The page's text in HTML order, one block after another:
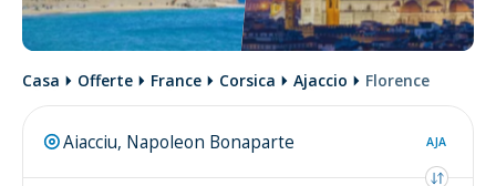
Casa Offerte France Corsica Ajaccio Florence
AJA